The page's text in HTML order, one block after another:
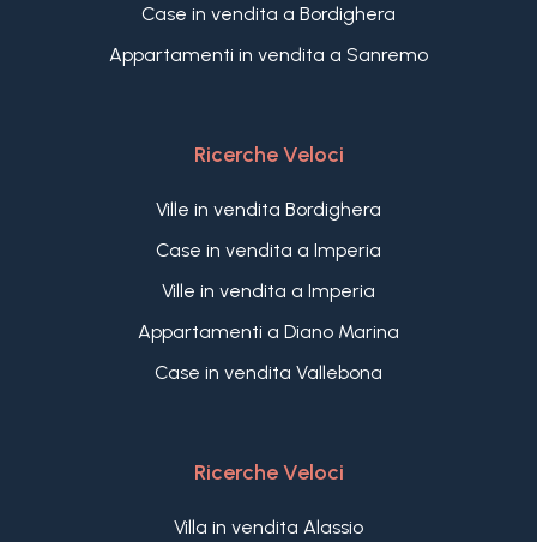
Case in vendita a Bordighera
Appartamenti in vendita a Sanremo
Ricerche Veloci
Ville in vendita Bordighera
Case in vendita a Imperia
Ville in vendita a Imperia
Appartamenti a Diano Marina
Case in vendita Vallebona
Ricerche Veloci
Villa in vendita Alassio